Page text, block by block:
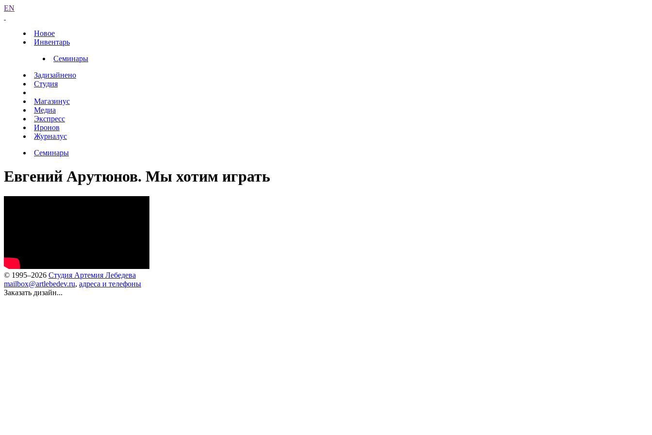
EN
Новое
Инвентарь
Семинары
Задизайнено
Студия
Магазинус
Медиа
Экспресс
Иронов
Журналус
Семинары
Евгений Арутюнов. Мы хотим играть
© 1995–2026 Студия Артемия Лебедева
mailbox@artlebedev.ru, адреса и телефоны
Заказать дизайн...